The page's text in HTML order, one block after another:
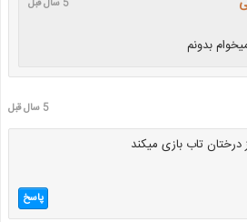
5 سال قبل
بدونم
5 سال قبل
درختان تاب بازی میکند
پاسخ